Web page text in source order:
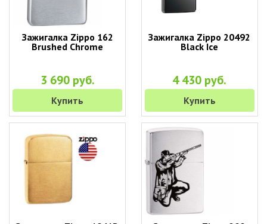
Зажигалка Zippo 162
Brushed Chrome
3 690 руб.
Купить
Зажигалка Zippo 20492
Black Ice
4 430 руб.
Купить